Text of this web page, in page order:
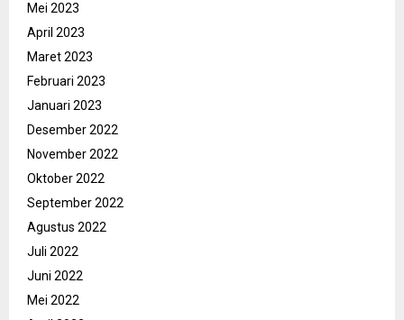
Mei 2023
April 2023
Maret 2023
Februari 2023
Januari 2023
Desember 2022
November 2022
Oktober 2022
September 2022
Agustus 2022
Juli 2022
Juni 2022
Mei 2022